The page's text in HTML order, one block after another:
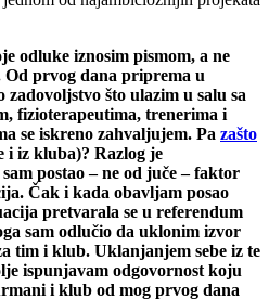
odluke iznosim pismom, a ne
prvog dana priprema u
zadovoljstvo što ulazim u salu sa
fizioterapeutima, trenerima i
se iskreno zahvaljujem. Pa zašto
i iz kluba)? Razlog je
postao – ne od juče – faktor
Čak i kada obavljam posao
pretvarala se u referendum
sam odlučio da uklonim izvor
tim i klub. Uklanjanjem sebe iz te
ispunjavam odgovornost koju
i klub od mog prvog dana